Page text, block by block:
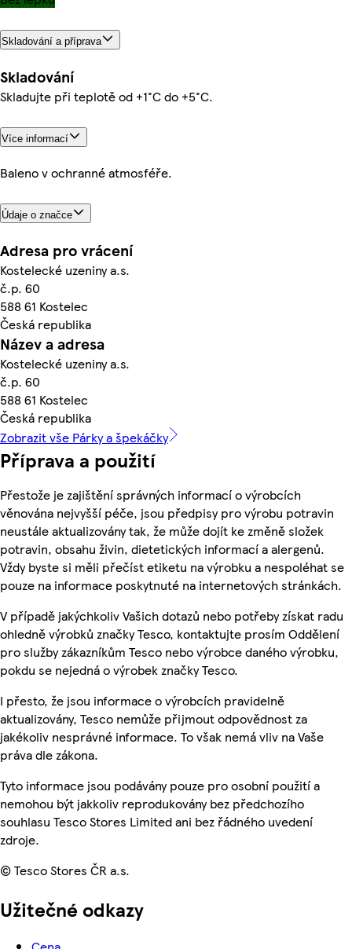
Skladování a příprava
Skladování
Skladujte při teplotě od +1°C do +5°C.
Více informací
Baleno v ochranné atmosféře.
Údaje o značce
Adresa pro vrácení
Kostelecké uzeniny a.s.
č.p. 60
588 61 Kostelec
Česká republika
Název a adresa
Kostelecké uzeniny a.s.
č.p. 60
588 61 Kostelec
Česká republika
Zobrazit vše Párky a špekáčky
Příprava a použití
Přestože je zajištění správných informací o výrobcích
věnována nejvyšší péče, jsou předpisy pro výrobu potravin
neustále aktualizovány tak, že může dojít ke změně složek
potravin, obsahu živin, dietetických informací a alergenů.
Vždy byste si měli přečíst etiketu na výrobku a nespoléhat se
pouze na informace poskytnuté na internetových stránkách.
V případě jakýchkoliv Vašich dotazů nebo potřeby získat radu
ohledně výrobků značky Tesco, kontaktujte prosím Oddělení
pro služby zákazníkům Tesco nebo výrobce daného výrobku,
pokdu se nejedná o výrobek značky Tesco.
I přesto, že jsou informace o výrobcích pravidelně
aktualizovány, Tesco nemůže přijmout odpovědnost za
jakékoliv nesprávné informace. To však nemá vliv na Vaše
práva dle zákona.
Tyto informace jsou podávány pouze pro osobní použití a
nemohou být jakkoliv reprodukovány bez předchozího
souhlasu Tesco Stores Limited ani bez řádného uvedení
zdroje.
© Tesco Stores ČR a.s.
Užitečné odkazy